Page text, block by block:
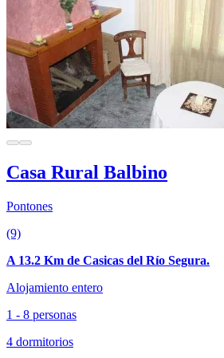
Casa Rural Balbino
Pontones
(9)
A 13.2 Km de Casicas del Río Segura.
Alojamiento entero
1 - 8 personas
4 dormitorios